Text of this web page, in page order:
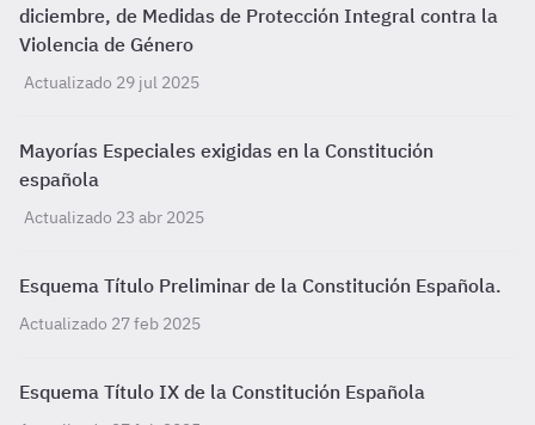
diciembre, de Medidas de Protección Integral contra la
Violencia de Género
Actualizado 29 jul 2025
Mayorías Especiales exigidas en la Constitución
española
Actualizado 23 abr 2025
Esquema Título Preliminar de la Constitución Española.
Actualizado 27 feb 2025
Esquema Título IX de la Constitución Española